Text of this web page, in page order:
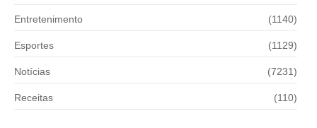
Entretenimento (1140)
Esportes (1129)
Notícias (7231)
Receitas (110)